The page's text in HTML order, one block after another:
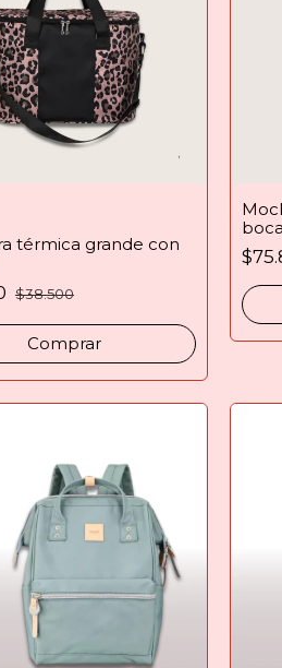
térmica grande con
$38.500
Comprar